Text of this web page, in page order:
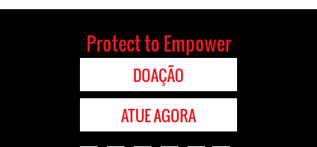
Protect to Empower
DOAÇÃO
ATUE AGORA